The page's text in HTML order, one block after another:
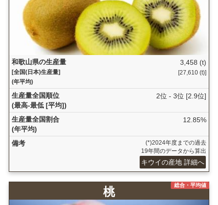
和歌山県の生産量
[全国(日本)生産量]
(年平均)
3,458 (t)
[27,610 (t)]
生産量全国順位
(最高-最低 [平均])
2位 - 3位 [2.9位]
生産量全国割合
(年平均)
12.85%
備考
(*)2024年度までの過去
19年間のデータから算出
キウイの産地 詳細へ
総合・平均値
桃